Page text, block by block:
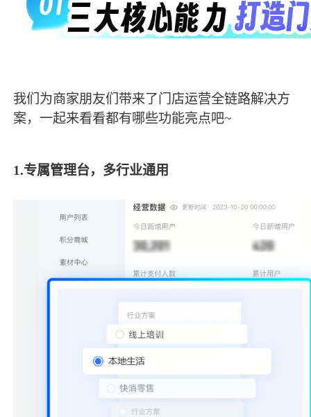
我们为商家朋友们带来了门店运营全链路解决方
案，一起来看看都有哪些功能亮点吧~
1.专属管理台，多行业通用